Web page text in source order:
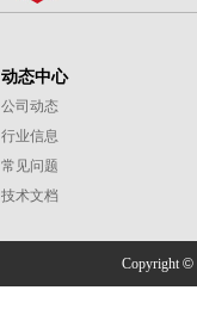
动态中心
公司动态
行业信息
常见问题
技术文档
Copyright ©